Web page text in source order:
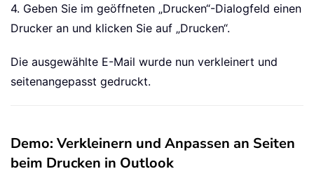
4. Geben Sie im geöffneten „Drucken“-Dialogfeld einen
Drucker an und klicken Sie auf „Drucken“.
Die ausgewählte E-Mail wurde nun verkleinert und
seitenangepasst gedruckt.
Demo: Verkleinern und Anpassen an Seiten
beim Drucken in Outlook